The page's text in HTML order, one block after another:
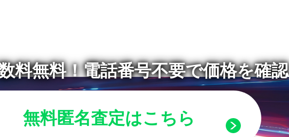
料無料！電話番号不要で価格を確認
無料匿名査定はこちら